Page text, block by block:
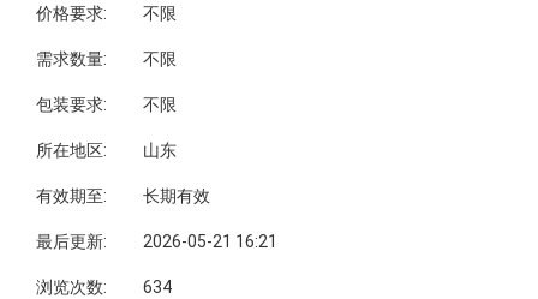
价格要求: 不限
需求数量: 不限
包装要求: 不限
所在地区: 山东
有效期至: 长期有效
最后更新: 2026-05-21 16:21
浏览次数: 634